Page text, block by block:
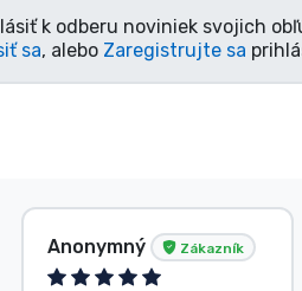
k odberu noviniek svojich
sa, alebo Zaregistrujte sa
Anonymný Zákazník